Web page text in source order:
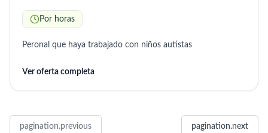
Por horas
Peronal que haya trabajado con niños autistas
Ver oferta completa
pagination.previous pagination.next